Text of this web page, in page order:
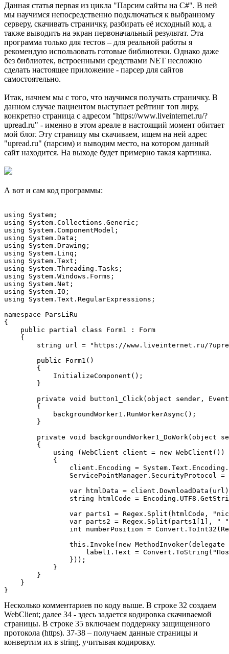
Данная статья первая из цикла "Парсим сайты на C#". В ней
мы научимся непосредственно подключаться к выбранному
серверу, скачивать страничку, разбирать её исходный код, а
также выводить на экран первоначальный результат. Эта
программа только для тестов – для реальной работы я
рекомендую использовать готовые библиотеки. Однако даже
без библиотек, встроенными средствами NET несложно
сделать настоящее приложение - парсер для сайтов
самостоятельно.
Итак, начнем мы с того, что научимся получать страничку. В
данном случае пациентом выступает рейтинг топ лиру,
конкретно страница с адресом "https://www.liveinternet.ru/?
upread.ru" - именно в этом ареале в настоящий момент обитает
мой блог. Эту страницу мы скачиваем, ищем на ней адрес
"upread.ru" (парсим) и выводим место, на котором данный
сайт находится. На выходе будет примерно такая картинка.
А вот и сам код программы:
using System;
using System.Collections.Generic;
using System.ComponentModel;
using System.Data;
using System.Drawing;
using System.Linq;
using System.Text;
using System.Threading.Tasks;
using System.Windows.Forms;
using System.Net;
using System.IO;
using System.Text.RegularExpressions;
namespace ParsLiRu
{
    public partial class Form1 : Form
    {
string url = "https://www.liveinternet.ru/
        public Form1()
        {
            InitializeComponent();
        }
private void button1_Click(object sender,
        {
            backgroundWorker1.RunWorkerAsync();
        }
private void backgroundWorker1_DoWork(object
        {
            using (WebClient client = new WebClient())
            {
client.Encoding =
ServicePointManager.SecurityProtocol
var htmlData =
string htmlCode =
var parts1 = Regex.Split(htmlCode,
var parts2 = Regex.Split(parts1[1], "
int numberPosition =
this.Invoke(new MethodInvoker(delegate
label1.Text =
                }));
            }
        }
    }
Несколько комментариев по коду выше. В строке 32 создаем
WebClient; далее 34 - здесь задается кодировка скачиваемой
страницы. В строке 35 включаем поддержку защищенного
протокола (https). 37-38 – получаем данные страницы и
конвертим их в string, учитывая кодировку.